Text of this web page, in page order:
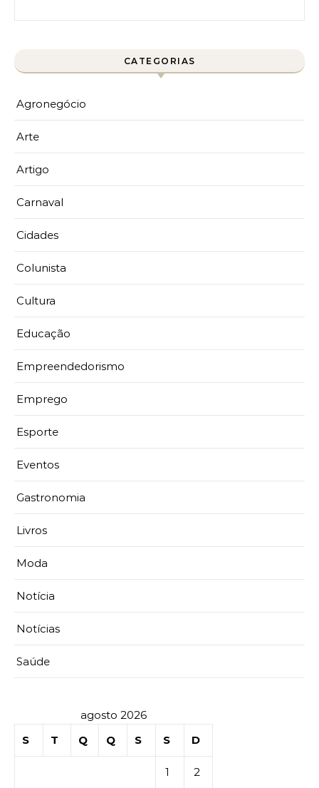
CATEGORIAS
Agronegócio
Arte
Artigo
Carnaval
Cidades
Colunista
Cultura
Educação
Empreendedorismo
Emprego
Esporte
Eventos
Gastronomia
Livros
Moda
Notícia
Notícias
Saúde
agosto 2026
S
T Q Q S S D
1 2